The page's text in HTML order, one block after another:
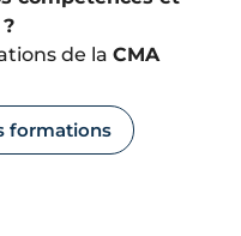
de la CMA
formations